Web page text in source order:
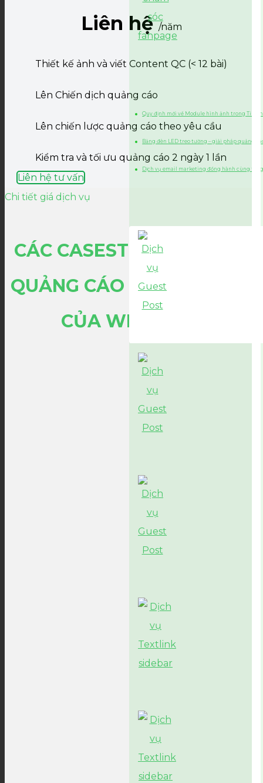
Quy định mới về Module hình ảnh trong Tin
Bảng đèn LED treo tường – giải pháp quảng
Dịch vụ email marketing đồng hành cùng
Liên hệ/năm
Thiết kế ảnh và viết Content QC (< 12 bài)
Lên Chiến dịch quảng cáo
Lên chiến lược quảng cáo theo yêu cầu
Kiểm tra và tối ưu quảng cáo 2 ngày 1 lần
Liên hệ tư vấn
Chi tiết giá dịch vụ
CÁC CASESTUDY DỊCH VỤ
QUẢNG CÁO THÀNH CÔNG
CỦA WIFIM JSC